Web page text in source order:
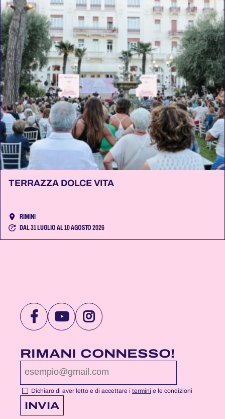
TERRAZZA DOLCE VITA
RIMINI
DAL 31 LUGLIO AL 10 AGOSTO 2026
VISITA
PAGINA
FACEBOOK
DI
NOTTEROSA
VISITA
PAGINA
YOUTUBE
DI
NOTTEROSA
VISITA
PAGINA
INSTAGRAM
DI
NOTTEROSA
RIMANI CONNESSO!
Dichiaro di aver letto e di accettare i termini e le condizioni
INVIA